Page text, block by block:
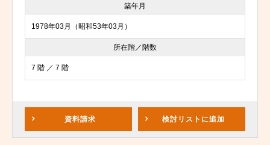
築年月
1978年03月（昭和53年03月）
所在階／階数
7 階 ／ 7 階
資料請求 検討リスト に追加